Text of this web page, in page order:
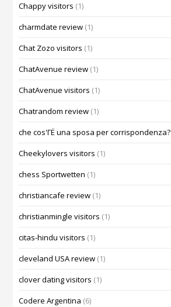
Chappy visitors (1)
charmdate review (1)
Chat Zozo visitors (1)
ChatAvenue review (1)
ChatAvenue visitors (1)
Chatrandom review (1)
che cos'ГЁ una sposa per corrispondenza?
Cheekylovers visitors (1)
chess Sportwetten (1)
christiancafe review (1)
christianmingle visitors (1)
citas-hindu visitors (1)
cleveland USA review (1)
clover dating visitors (1)
Codere Argentina (6)